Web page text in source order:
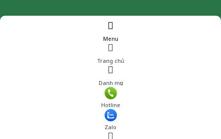
Menu
Trang chủ
Danh mục
Hotline
Zalo